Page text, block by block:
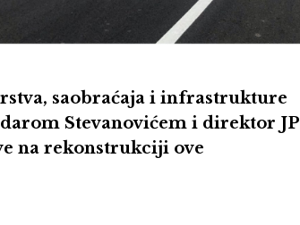
saobraćaja i infrastrukture
Stevanovićem i direktor JP
na rekonstrukciji ove